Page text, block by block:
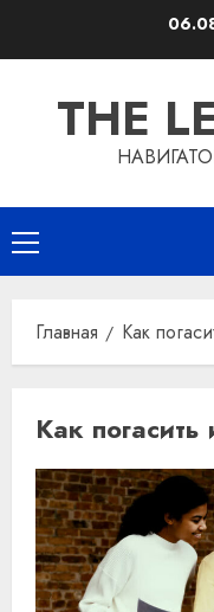
THE
Основное
меню
Главная Как
Как погасить